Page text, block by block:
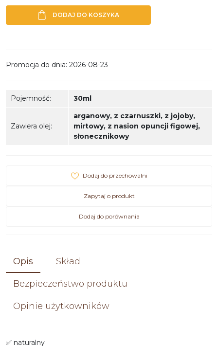
DODAJ DO KOSZYKA
Promocja do dnia: 2026-08-23
Pojemność: 30ml
Zawiera olej:
arganowy, z czarnuszki, z jojoby,
mirtowy, z nasion opuncji figowej,
słonecznikowy
Dodaj do przechowalni
Zapytaj o produkt
Dodaj do porównania
Opis Skład
Bezpieczeństwo produktu
Opinie użytkowników
✅ naturalny